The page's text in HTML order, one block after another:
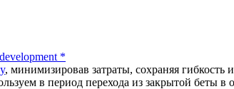
*
, минимизировав затраты, сохраняя гибкость
в период перехода из закрытой беты в